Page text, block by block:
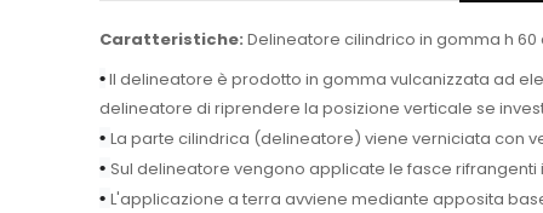
Caratteristiche: Delineatore cilindrico in gomma h
•Il delineatore è prodotto in gomma vulcanizzata ad
delineatore di riprendere la posizione verticale se
• La parte cilindrica (delineatore) viene verniciata con
• Sul delineatore vengono applicate le fasce rifrangenti
• L'applicazione a terra avviene mediante apposita